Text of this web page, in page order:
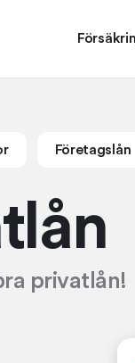
Företagslån
privatlån!